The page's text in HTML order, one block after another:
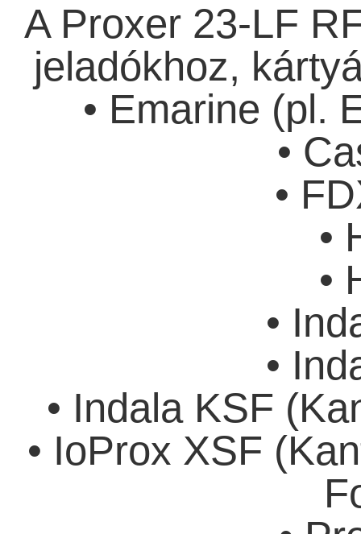
A Proxer 23-LF
jeladókhoz,
• Emarine (pl.
•
•
•
•
•
•
• Indala KSF
• IoProx XSF